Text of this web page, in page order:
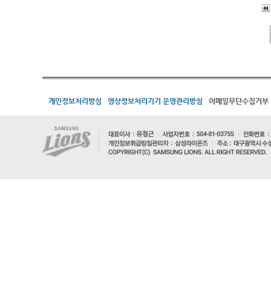
개인정보처리방침 영상정보처리기기 운영관리방침 이메일무단수집거부